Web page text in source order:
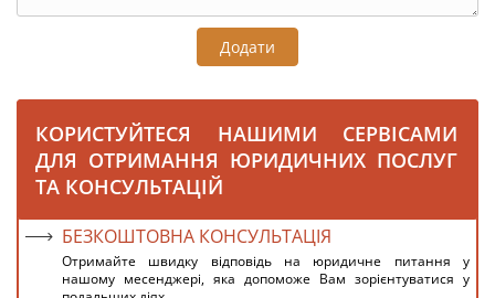
Додати
КОРИСТУЙТЕСЯ НАШИМИ СЕРВІСАМИ
ДЛЯ ОТРИМАННЯ ЮРИДИЧНИХ ПОСЛУГ
ТА КОНСУЛЬТАЦІЙ
БЕЗКОШТОВНА КОНСУЛЬТАЦІЯ
Отримайте швидку відповідь на юридичне питання у
нашому месенджері, яка допоможе Вам зорієнтуватися у